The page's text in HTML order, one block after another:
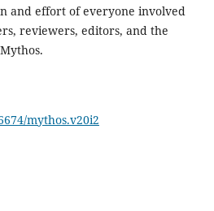
and effort of everyone involved
reviewers, editors, and the
mythos.v20i2